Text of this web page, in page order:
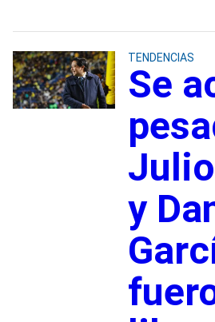
TENDENCIAS
Se
y